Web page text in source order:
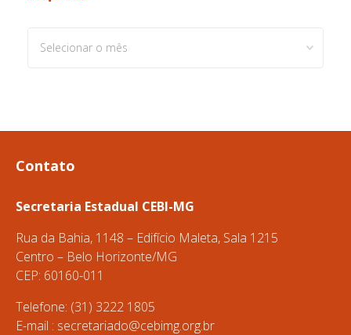
Contato
Secretaria Estadual CEBI-MG
Rua da Bahia, 1148 – Edifício Maleta, Sala 1215
Centro – Belo Horizonte/MG
CEP: 60160-011
Telefone: (31) 3222 1805
E-mail : secretariado@cebimg.org.br